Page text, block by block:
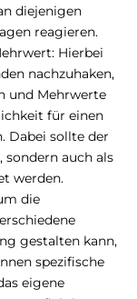
diejenigen
reagieren.
Hierbei
nachzuhaken,
und Mehrwerte
für einen
Dabei sollte der
sondern auch als
werden.
die
gestalten kann,
spezifische
eigene